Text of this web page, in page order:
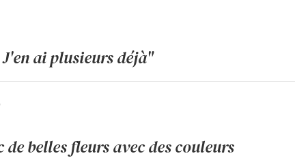
ai plusieurs déjà"
belles fleurs avec des couleurs